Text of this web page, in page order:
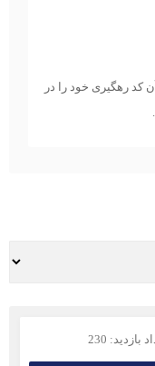
کد رهگیری خود را در
بازدید: 230